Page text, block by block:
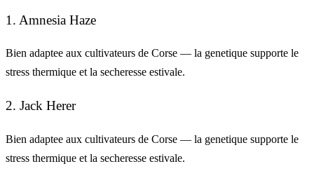
1. Amnesia Haze
Bien adaptee aux cultivateurs de Corse — la genetique supporte le
stress thermique et la secheresse estivale.
2. Jack Herer
Bien adaptee aux cultivateurs de Corse — la genetique supporte le
stress thermique et la secheresse estivale.